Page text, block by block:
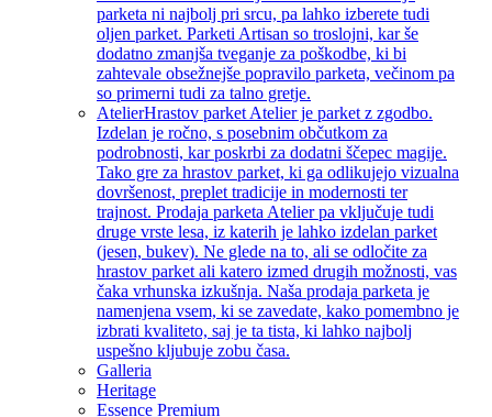
parketa ni najbolj pri srcu, pa lahko izberete tudi
oljen parket. Parketi Artisan so troslojni, kar še
dodatno zmanjša tveganje za poškodbe, ki bi
zahtevale obsežnejše popravilo parketa, večinom pa
so primerni tudi za talno gretje.
AtelierHrastov parket Atelier je parket z zgodbo.
Izdelan je ročno, s posebnim občutkom za
podrobnosti, kar poskrbi za dodatni ščepec magije.
Tako gre za hrastov parket, ki ga odlikujejo vizualna
dovršenost, preplet tradicije in modernosti ter
trajnost. Prodaja parketa Atelier pa vključuje tudi
druge vrste lesa, iz katerih je lahko izdelan parket
(jesen, bukev). Ne glede na to, ali se odločite za
hrastov parket ali katero izmed drugih možnosti, vas
čaka vrhunska izkušnja. Naša prodaja parketa je
namenjena vsem, ki se zavedate, kako pomembno je
izbrati kvaliteto, saj je ta tista, ki lahko najbolj
uspešno kljubuje zobu časa.
Galleria
Heritage
Essence Premium